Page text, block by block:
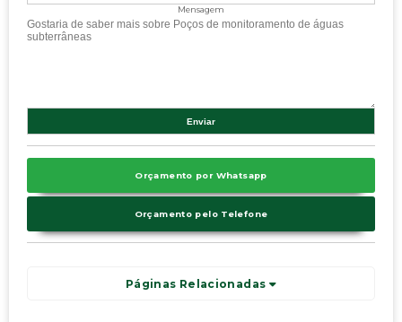
Mensagem
Orçamento por Whatsapp
Orçamento pelo Telefone
Páginas Relacionadas